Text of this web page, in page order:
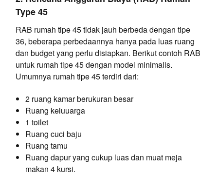
Type 45
RAB rumah tipe 45 tidak jauh berbeda dengan tipe
36, beberapa perbedaannya hanya pada luas ruang
dan budget yang perlu disiapkan. Berikut contoh RAB
untuk rumah tipe 45 dengan model minimalis.
Umumnya rumah tipe 45 terdiri dari:
2 ruang kamar berukuran besar
Ruang keluuarga
1 toilet
Ruang cuci baju
Ruang tamu
Ruang dapur yang cukup luas dan muat meja
makan 4 kursi.